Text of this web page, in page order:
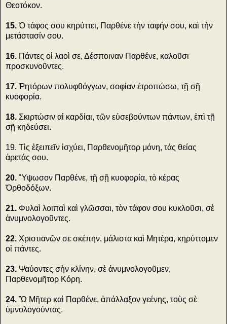
Θεοτόκον.
15. Ὁ τάφος σου κηρύττει, Παρθένε τὴν ταφήν σου, καὶ τὴν
μετάστασίν σου.
16. Πάντες οἱ λαοὶ σε, Δέσποιναν Παρθένε, καλοῦσι
προσκυνοῦντες.
17. Ῥητόρων πολυφθόγγων, σοφίαν ἐτροπώσω, τῇ σῇ
κυοφορία.
18. Σκιρτώσιν αἱ καρδίαι, τῶν εὐσεβούντων πάντων, ἐπὶ τῇ
σῇ κηδεύσει.
19. Τὶς ἐξειπεῖν ἰσχύει, Παρθενομῆτορ μόνη, τάς θείας
ἀρετάς σου.
20. Ὕψωσον Παρθένε, τῇ σῇ κυοφορία, τὸ κέρας
Ὀρθοδόξων.
21. Φυλαὶ λοιπαὶ καὶ γλῶσσαι, τὸν τάφον σου κυκλοῦσι, σὲ
ἀνυμνολογοῦντες.
22. Χριστιανῶν σε σκέπην, μάλιστα καὶ Μητέρα, κηρύττομεν
οἱ πάντες.
23. Ψαύοντες σὴν κλίνην, σὲ ἀνυμνολογοῦμεν,
Παρθενομῆτορ Κόρη.
24. Ὢ Μῆτερ καὶ Παρθένε, ἀπάλλαξον γεένης, τοὺς σὲ
ὑμνολογούντας.